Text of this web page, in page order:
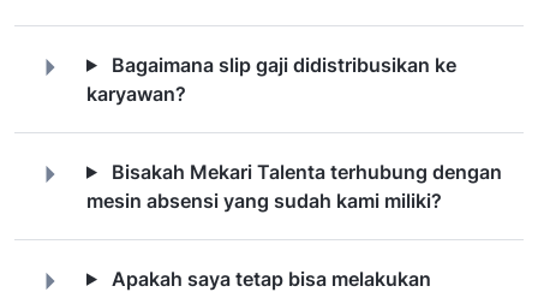
Bagaimana slip gaji didistribusikan ke
karyawan?
Bisakah Mekari Talenta terhubung dengan
mesin absensi yang sudah kami miliki?
Apakah saya tetap bisa melakukan